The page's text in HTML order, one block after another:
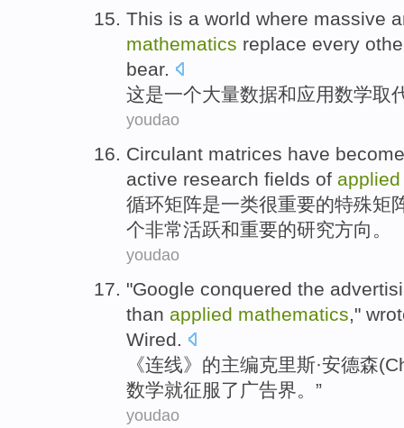
This is a world where massive
mathematics replace every
bear.
这是一个大量数据和应用数学取
youdao
Circulant matrices have become
active research fields of applied
循环矩阵是一类很重要的特殊矩
个非常活跃和重要的研究方向。
youdao
"Google conquered the
than applied mathematics,"
Wired.
《连线》的主编克里斯·安德森(
数学就征服了 广告界。”
youdao